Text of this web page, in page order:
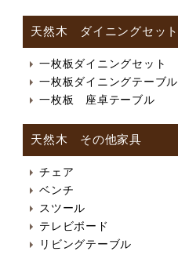
天然木 ダイニングセット
一枚板ダイニングセット
一枚板ダイニングテーブル
一枚板 座卓テーブル
天然木 その他家具
チェア
ベンチ
スツール
テレビボード
リビングテーブル